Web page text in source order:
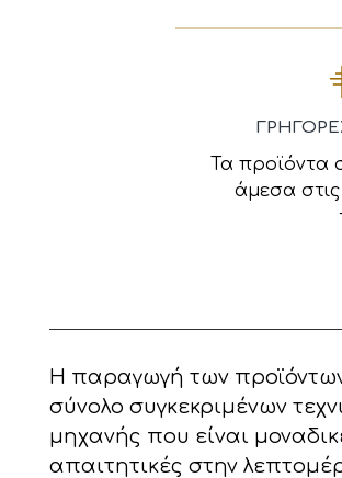
Τα προϊόντα
άμεσα στις
Η παραγωγή των
σύνολο συγκεκριμένων
μηχανής που είναι
απαιτητικές στην